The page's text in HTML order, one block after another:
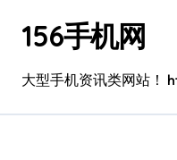
156手机网
大型手机资讯类网站！